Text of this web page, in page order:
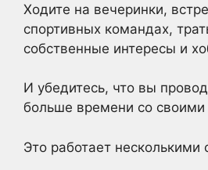
Ходите на вечеринки,
спортивных командах,
собственные интересы и
И убедитесь, что вы
больше времени со своими
Это работает несколькими